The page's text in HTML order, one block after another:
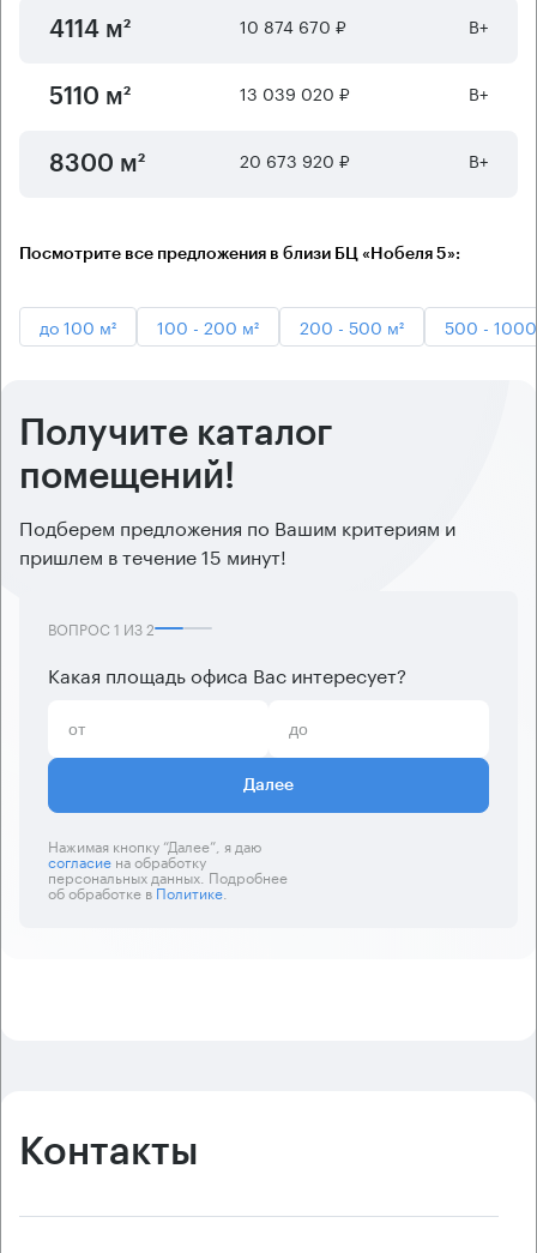
4114 м² 10 874 670 ₽ B+
5110 м² 13 039 020 ₽ B+
8300 м² 20 673 920 ₽ B+
Посмотрите все предложения в близи БЦ «Нобеля 5»:
до 100 м² 100 - 200 м² 200 - 500 м² 500 -
Получите каталог
помещений!
Подберем предложения по Вашим критериям и
пришлем в течение 15 минут!
ВОПРОС 1 ИЗ2
Какая площадь офиса Вас интересует?
Далее
Нажимая кнопку “Далее”, я даю
согласиена обработку
персональных данных. Подробнее
об обработке вПолитике.
Контакты